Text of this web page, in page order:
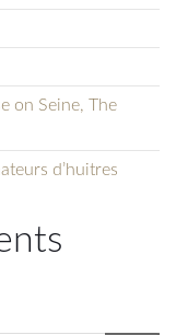
on Seine, The
d’huitres